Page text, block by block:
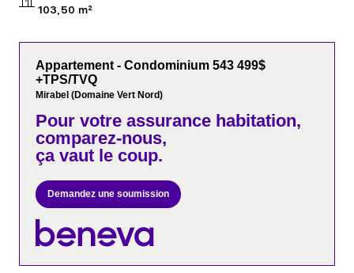
103,50 m²
Appartement - Condominium 543 499$
+TPS/TVQ
Mirabel (Domaine Vert Nord)
Pour votre assurance habitation,
comparez-nous,
ça vaut le coup.
Demandez une soumission